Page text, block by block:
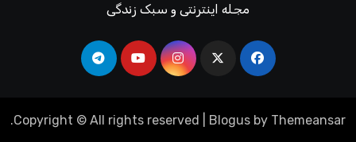
مجله اینترنتی و سبک زندگی
Copyright © All rights reserved Blogus by Themeansar
.